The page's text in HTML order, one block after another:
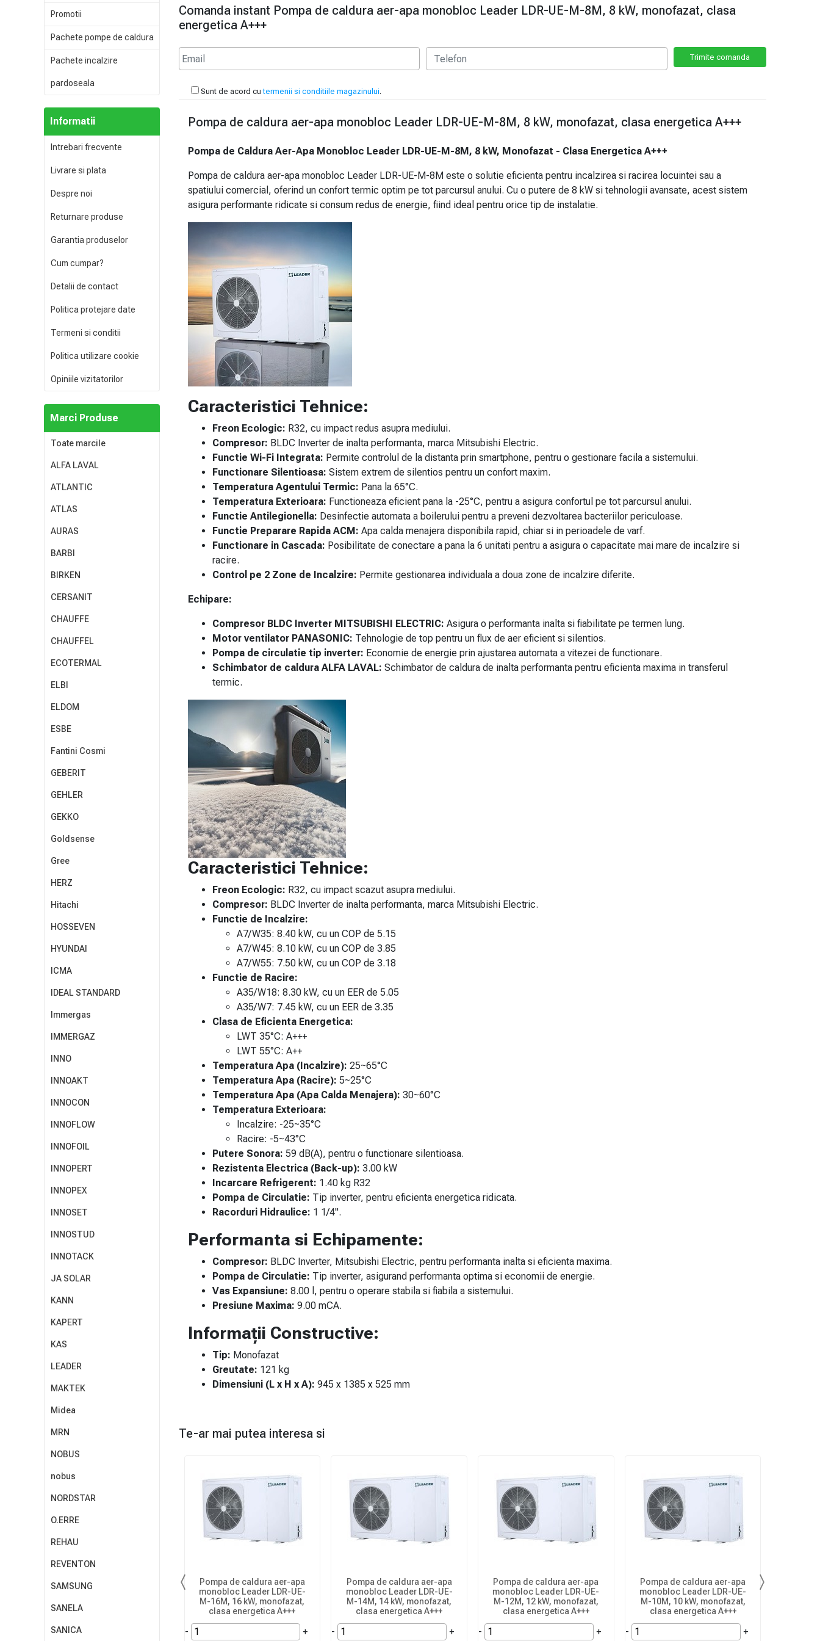
Promotii
Pachete pompe de caldura
Pachete incalzire
pardoseala
Informatii
Intrebari frecvente
Livrare si plata
Despre noi
Returnare produse
Garantia produselor
Cum cumpar?
Detalii de contact
Politica protejare date
Termeni si conditii
Politica utilizare cookie
Opiniile vizitatorilor
Marci Produse
Toate marcile
ALFA LAVAL
ATLANTIC
ATLAS
AURAS
BARBI
BIRKEN
CERSANIT
CHAUFFE
CHAUFFEL
ECOTERMAL
ELBI
ELDOM
ESBE
Fantini Cosmi
GEBERIT
GEHLER
GEKKO
Goldsense
Gree
HERZ
Hitachi
HOSSEVEN
HYUNDAI
ICMA
IDEAL STANDARD
Immergas
IMMERGAZ
INNO
INNOAKT
INNOCON
INNOFLOW
INNOFOIL
INNOPERT
INNOPEX
INNOSET
INNOSTUD
INNOTACK
JA SOLAR
KANN
KAPERT
KAS
LEADER
MAKTEK
Midea
MRN
NOBUS
nobus
NORDSTAR
O.ERRE
REHAU
REVENTON
SAMSUNG
SANELA
SANICA
Comanda instant Pompa de caldura aer-apa monobloc Leader LDR-UE-M-8M, 8 kW, monofazat, clasa
energetica A+++
Sunt de acord cutermenii si conditiile magazinului.
Pompa de caldura aer-apa monobloc Leader LDR-UE-M-8M, 8 kW, monofazat, clasa energetica A+++
Pompa de Caldura Aer-Apa Monobloc Leader LDR-UE-M-8M, 8 kW, Monofazat - Clasa Energetica A+++
Pompa de caldura aer-apa monobloc Leader LDR-UE-M-8M este o solutie eficienta pentru incalzirea si racirea locuintei sau a
spatiului comercial, oferind un confort termic optim pe tot parcursul anului. Cu o putere de 8 kW si tehnologii avansate, acest sistem
asigura performante ridicate si consum redus de energie, fiind ideal pentru orice tip de instalatie.
Caracteristici Tehnice:
Freon Ecologic: R32, cu impact redus asupra mediului.
Compresor: BLDC Inverter de inalta performanta, marca Mitsubishi Electric.
Functie Wi-Fi Integrata: Permite controlul de la distanta prin smartphone, pentru o gestionare facila a sistemului.
Functionare Silentioasa: Sistem extrem de silentios pentru un confort maxim.
Temperatura Agentului Termic: Pana la 65°C.
Temperatura Exterioara: Functioneaza eficient pana la -25°C, pentru a asigura confortul pe tot parcursul anului.
Functie Antilegionella: Desinfectie automata a boilerului pentru a preveni dezvoltarea bacteriilor periculoase.
Functie Preparare Rapida ACM: Apa calda menajera disponibila rapid, chiar si in perioadele de varf.
Functionare in Cascada: Posibilitate de conectare a pana la 6 unitati pentru a asigura o capacitate mai mare de incalzire si
racire.
Control pe 2 Zone de Incalzire: Permite gestionarea individuala a doua zone de incalzire diferite.
Echipare:
Compresor BLDC Inverter MITSUBISHI ELECTRIC: Asigura o performanta inalta si fiabilitate pe termen lung.
Motor ventilator PANASONIC: Tehnologie de top pentru un flux de aer eficient si silentios.
Pompa de circulatie tip inverter: Economie de energie prin ajustarea automata a vitezei de functionare.
Schimbator de caldura ALFA LAVAL: Schimbator de caldura de inalta performanta pentru eficienta maxima in transferul
termic.
Caracteristici Tehnice:
Freon Ecologic: R32, cu impact scazut asupra mediului.
Compresor: BLDC Inverter de inalta performanta, marca Mitsubishi Electric.
Functie de Incalzire:
A7/W35: 8.40 kW, cu un COP de 5.15
A7/W45: 8.10 kW, cu un COP de 3.85
A7/W55: 7.50 kW, cu un COP de 3.18
Functie de Racire:
A35/W18: 8.30 kW, cu un EER de 5.05
A35/W7: 7.45 kW, cu un EER de 3.35
Clasa de Eficienta Energetica:
LWT 35°C: A+++
LWT 55°C: A++
Temperatura Apa (Incalzire): 25~65°C
Temperatura Apa (Racire): 5~25°C
Temperatura Apa (Apa Calda Menajera): 30~60°C
Temperatura Exterioara:
Incalzire: -25~35°C
Racire: -5~43°C
Putere Sonora: 59 dB(A), pentru o functionare silentioasa.
Rezistenta Electrica (Back-up): 3.00 kW
Incarcare Refrigerent: 1.40 kg R32
Pompa de Circulatie: Tip inverter, pentru eficienta energetica ridicata.
Racorduri Hidraulice: 1 1/4".
Performanta si Echipamente:
Compresor: BLDC Inverter, Mitsubishi Electric, pentru performanta inalta si eficienta maxima.
Pompa de Circulatie: Tip inverter, asigurand performanta optima si economii de energie.
Vas Expansiune: 8.00 l, pentru o operare stabila si fiabila a sistemului.
Presiune Maxima: 9.00 mCA.
Informații Constructive:
Tip: Monofazat
Greutate: 121 kg
Dimensiuni (L x H x A): 945 x 1385 x 525 mm
Te-ar mai putea interesa si
Pompa de caldura aer-apa
monobloc Leader LDR-UE-
M-16M, 16 kW, monofazat,
clasa energetica A+++
- +
Pompa de caldura aer-apa
monobloc Leader LDR-UE-
M-14M, 14 kW, monofazat,
clasa energetica A+++
- +
Pompa de caldura aer-apa
monobloc Leader LDR-UE-
M-12M, 12 kW, monofazat,
clasa energetica A+++
- +
Pompa de caldura aer-apa
monobloc Leader LDR-UE-
M-10M, 10 kW, monofazat,
clasa energetica A+++
- +
Previous Next